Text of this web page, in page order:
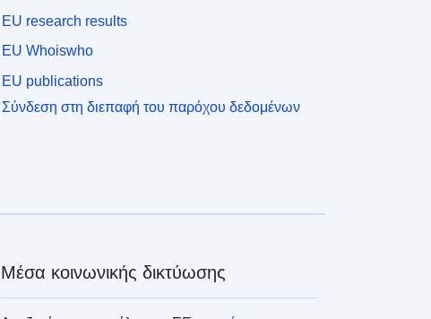
EU research results
EU Whoiswho
EU publications
Σύνδεση στη διεπαφή του παρόχου δεδομένων
Μέσα κοινωνικής δικτύωσης